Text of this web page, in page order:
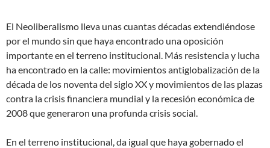
El Neoliberalismo lleva unas cuantas décadas extendiéndose
por el mundo sin que haya encontrado una oposición
importante en el terreno institucional. Más resistencia y lucha
ha encontrado en la calle: movimientos antiglobalización de la
década de los noventa del siglo XX y movimientos de las plazas
contra la crisis financiera mundial y la recesión económica de
2008 que generaron una profunda crisis social.
En el terreno institucional, da igual que haya gobernado el